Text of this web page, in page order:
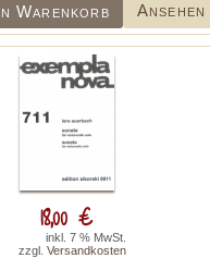
Warenkorb Ansehen
18,00 €
inkl. 7 % MwSt.
zzgl. Versandkosten